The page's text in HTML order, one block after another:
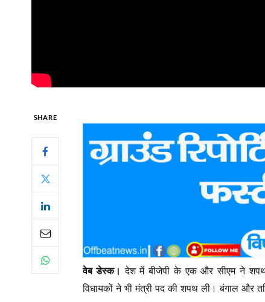
SHARE
वेब डेस्क। देश में बीजेपी के एक और सीएम ने
विधायकों ने भी मंत्री पद की शपथ ली। बंगाल और